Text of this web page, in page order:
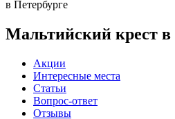
в Петербурге
Мальтийский крест в
Акции
Интересные места
Статьи
Вопрос-ответ
Отзывы